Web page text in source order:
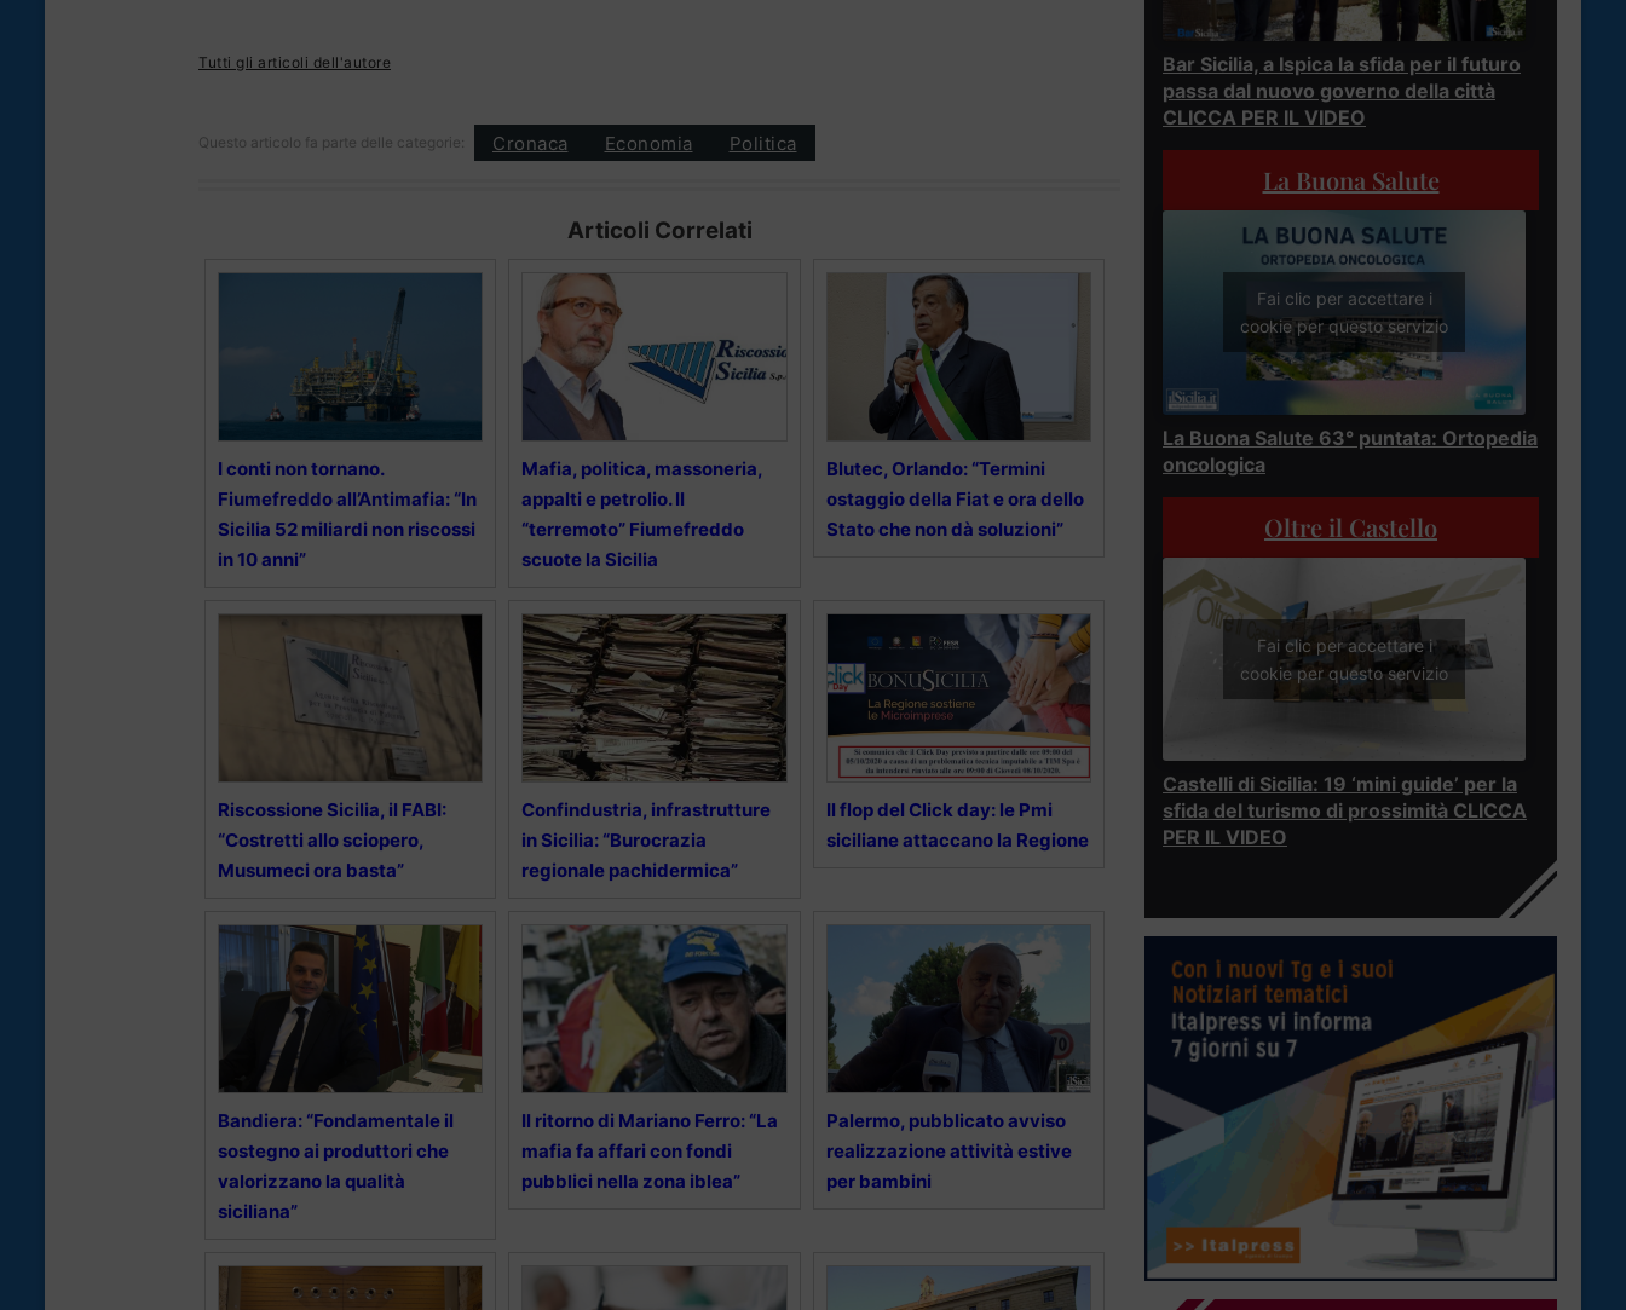
Tutti gli articoli dell'autore
Questo articolo fa parte delle categorie: Cronaca Economia Politica
Articoli Correlati
I conti non tornano.
Fiumefreddo all’Antimafia: “In
Sicilia 52 miliardi non riscossi
in 10 anni”
Mafia, politica, massoneria,
appalti e petrolio. Il
“terremoto” Fiumefreddo
scuote la Sicilia
Blutec, Orlando: “Termini
ostaggio della Fiat e ora dello
Stato che non dà soluzioni”
Riscossione Sicilia, il FABI:
“Costretti allo sciopero,
Musumeci ora basta”
Confindustria, infrastrutture
in Sicilia: “Burocrazia
regionale pachidermica”
Il flop del Click day: le Pmi
siciliane attaccano la Regione
Bandiera: “Fondamentale il
sostegno ai produttori che
valorizzano la qualità
siciliana”
Il ritorno di Mariano Ferro: “La
mafia fa affari con fondi
pubblici nella zona iblea”
Palermo, pubblicato avviso
realizzazione attività estive
per bambini
Bar Sicilia, a Ispica la sfida per il futuro
passa dal nuovo governo della città
CLICCA PER IL VIDEO
La Buona Salute
Fai clic per accettare i
cookie per questo servizio
La Buona Salute 63° puntata: Ortopedia
oncologica
Oltre il Castello
Fai clic per accettare i
cookie per questo servizio
Castelli di Sicilia: 19 ‘mini guide’ per la
sfida del turismo di prossimità CLICCA
PER IL VIDEO